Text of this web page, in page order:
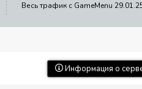
Весь трафик с GameMenu
Информация о